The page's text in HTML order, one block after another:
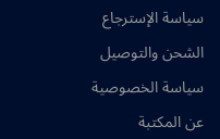
سياسة الإسترجاع
الشحن والتوصيل
سياسة الخصوصية
عن المكتبة